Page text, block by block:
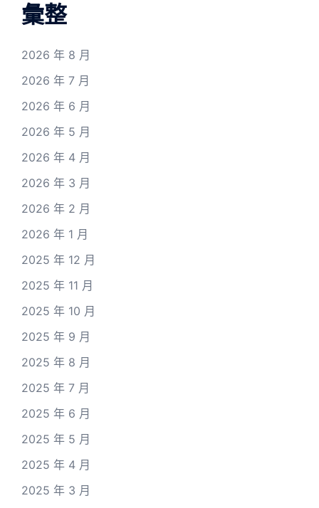
彙整
2026 年 8 月
2026 年 7 月
2026 年 6 月
2026 年 5 月
2026 年 4 月
2026 年 3 月
2026 年 2 月
2026 年 1 月
2025 年 12 月
2025 年 11 月
2025 年 10 月
2025 年 9 月
2025 年 8 月
2025 年 7 月
2025 年 6 月
2025 年 5 月
2025 年 4 月
2025 年 3 月